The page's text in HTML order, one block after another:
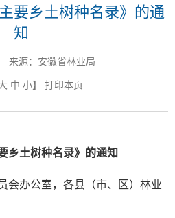
要乡土树种名录》的通
知
源：​安徽省林业局
中 小】 打印本页
乡土树种名录》的通知
会办公室，各县（市、区）林业